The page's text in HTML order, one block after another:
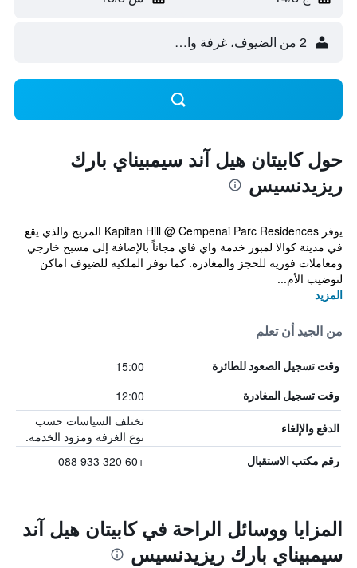
2 من الضيوف، غرفة واحدة
حول كابيتان هيل آند سيمبيناي بارك
ريزيدنسيس
يوفر Kapitan Hill @ Cempenai Parc Residences المريح والذي يقع
في مدينة كوالا لمبور خدمة واي فاي مجاناً بالإضافة إلى مسبح خارجي
ومعاملات فورية للحجز والمغادرة. كما توفر الملكية للضيوف اماكن
لتوضيب الأم...
المزيد
من الجيد أن تعلم
وقت تسجيل الصعود للطائرة 15:00
وقت تسجيل المغادرة 12:00
الدفع والإلغاء
تختلف السياسات حسب
نوع الغرفة ومزود الخدمة.
رقم مكتب الاستقبال +60 320 933 088
المزايا ووسائل الراحة في كابيتان هيل آند
سيمبيناي بارك ريزيدنسيس